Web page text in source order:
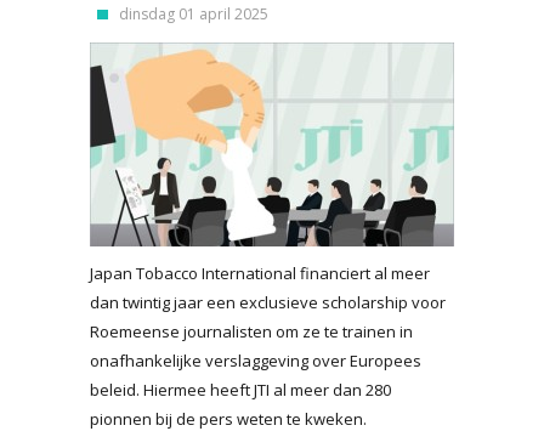
dinsdag 01 april 2025
Japan Tobacco International financiert al meer
dan twintig jaar een exclusieve scholarship voor
Roemeense journalisten om ze te trainen in
onafhankelijke verslaggeving over Europees
beleid. Hiermee heeft JTI al meer dan 280
pionnen bij de pers weten te kweken.